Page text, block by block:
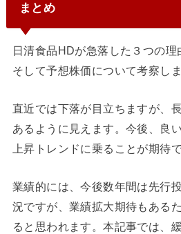
まとめ
日清食品HDが急落した３つの理
そして予想株価について考察しま
直近では下落が目立ちますが、
あるように見えます。今後、良
上昇トレンドに乗ることが期待
業績的には、今後数年間は先行
況ですが、業績拡大期待もある
ると思われます。本記事では、